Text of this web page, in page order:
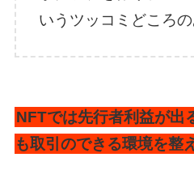
いうツッコミどころの
NFTでは先行者利益が出
も取引のできる環境を整